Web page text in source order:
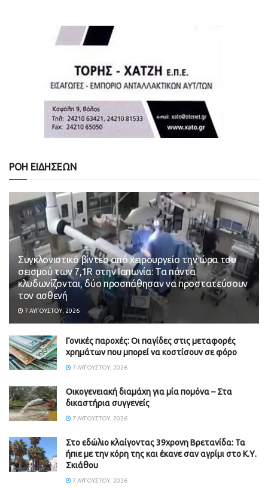
ΡΟΗ ΕΙΔΗΣΕΩΝ
Συγκλονιστικό βίντεο από χειρουργείο την ώρα του
σεισμού των 7,1R στην Ιαπωνία: Τα πάντα
κλυδωνίζονται, δύο προσπάθησαν να προστατεύσουν
τον ασθενή
7 ΑΥΓΟΎΣΤΟΥ, 2026
Γονικές παροχές: Οι παγίδες στις μεταφορές
χρημάτων που μπορεί να κοστίσουν σε φόρο
7 ΑΥΓΟΎΣΤΟΥ, 2026
Οικογενειακή διαμάχη για μία πομόνα – Στα
δικαστήρια συγγενείς
7 ΑΥΓΟΎΣΤΟΥ, 2026
Στο εδώλιο κλαίγοντας 39χρονη Βρετανίδα: Τα
ήπιε με την κόρη της και έκανε σαν αγρίμι στο Κ.Υ.
Σκιάθου
7 ΑΥΓΟΎΣΤΟΥ, 2026